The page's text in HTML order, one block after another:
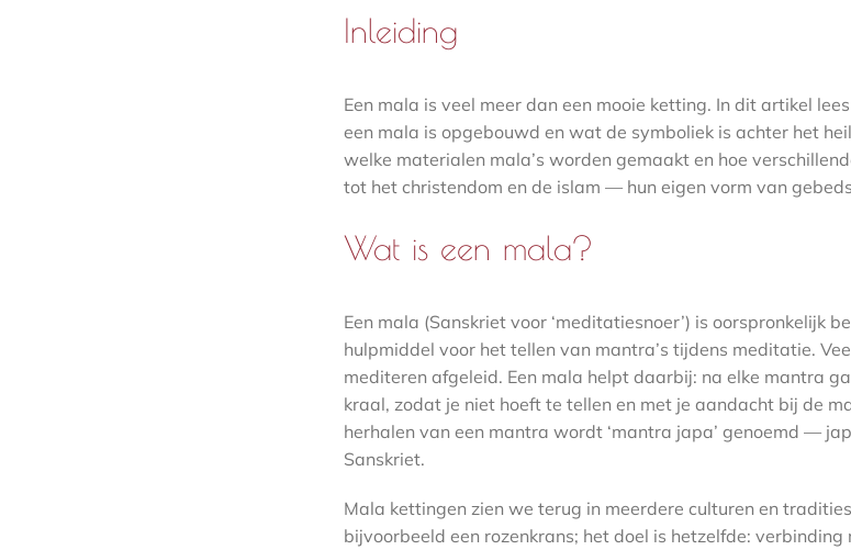
Inleiding
Een mala is veel meer dan een mooie ketting. In dit artikel
een mala is opgebouwd en wat de symboliek is achter het
welke materialen mala’s worden gemaakt en hoe
tot het christendom en de islam — hun eigen vorm van
Wat is een mala?
Een mala (Sanskriet voor ‘meditatiesnoer’) is oorspronkelijk
hulpmiddel voor het tellen van mantra’s tijdens meditatie.
mediteren afgeleid. Een mala helpt daarbij: na elke mantra
kraal, zodat je niet hoeft te tellen en met je aandacht bij de
herhalen van een mantra wordt ‘mantra japa’ genoemd —
Sanskriet.
Mala kettingen zien we terug in meerdere culturen en
bijvoorbeeld een rozenkrans; het doel is hetzelfde: verbinding